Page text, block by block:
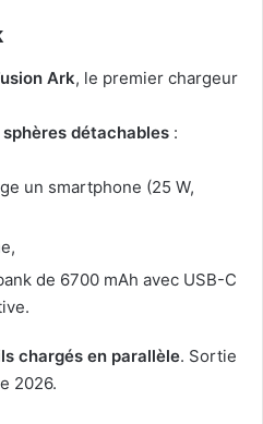
Ark, le premier chargeur
sphères détachables :
un smartphone (25 W,
de 6700 mAh avec USB-C
chargés en parallèle. Sortie
2026.